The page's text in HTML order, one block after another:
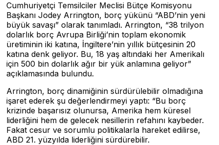
Cumhuriyetçi Temsilciler Meclisi Bütçe Komisyonu
Başkanı Jodey Arrington, borç yükünü “ABD’nin yeni
büyük savaşı” olarak tanımladı. Arrington, “38 trilyon
dolarlık borç Avrupa Birliği’nin toplam ekonomik
üretiminin iki katına, İngiltere’nin yıllık bütçesinin 20
katına denk geliyor. Bu, 18 yaş altındaki her Amerikalı
için 500 bin dolarlık ağır bir yük anlamına geliyor”
açıklamasında bulundu.
Arrington, borç dinamiğinin sürdürülebilir olmadığına
işaret ederek şu değerlendirmeyi yaptı: “Bu borç
krizinde başarısız olunursa, Amerika hem küresel
liderliğini hem de gelecek nesillerin refahını kaybeder.
Fakat cesur ve sorumlu politikalarla hareket edilirse,
ABD 21. yüzyılda liderliğini sürdürebilir.